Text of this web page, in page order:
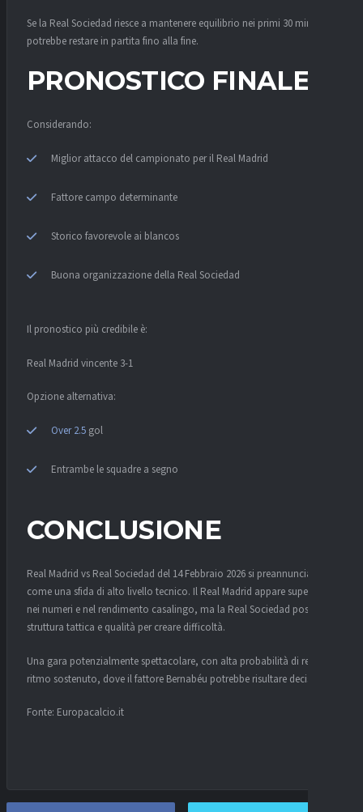
Se la Real Sociedad riesce a mantenere equilibrio nei primi 30 minuti,
potrebbe restare in partita fino alla fine.
PRONOSTICO FINALE
Considerando:
Miglior attacco del campionato per il Real Madrid
Fattore campo determinante
Storico favorevole ai blancos
Buona organizzazione della Real Sociedad
Il pronostico più credibile è:
Real Madrid vincente 3-1
Opzione alternativa:
Over 2.5 gol
Entrambe le squadre a segno
CONCLUSIONE
Real Madrid vs Real Sociedad del 14 Febbraio 2026 si preannuncia
come una sfida di alto livello tecnico. Il Real Madrid appare superiore
nei numeri e nel rendimento casalingo, ma la Real Sociedad possiede
struttura tattica e qualità per creare difficoltà.
Una gara potenzialmente spettacolare, con alta probabilità di reti e
ritmo sostenuto, dove il fattore Bernabéu potrebbe risultare decisivo.
Fonte: Europacalcio.it